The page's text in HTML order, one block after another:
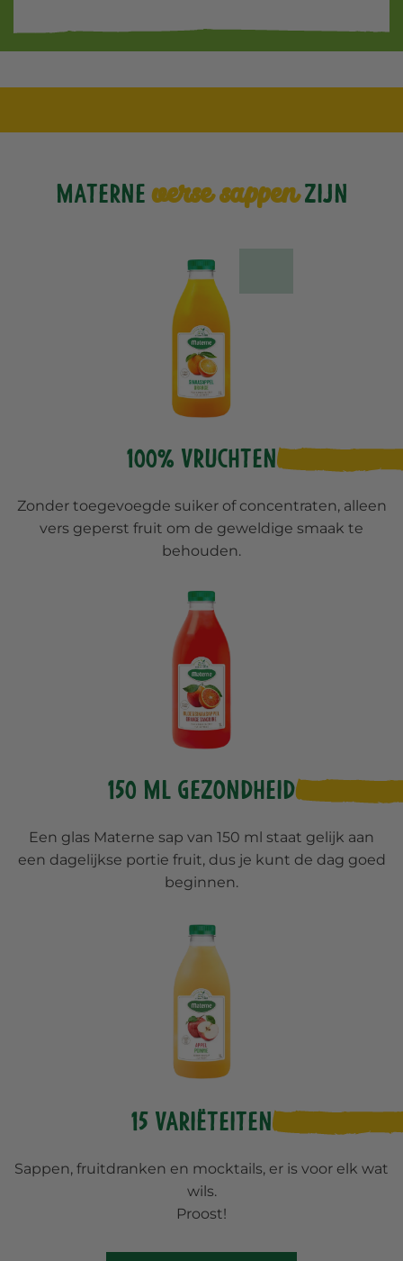
Materneverse sappenzijn
100% vruchten
Zonder toegevoegde suiker of concentraten, alleen
vers geperst fruit om de geweldige smaak te
behouden.
150 ml gezondheid
Een glas Materne sap van 150 ml staat gelijk aan
een dagelijkse portie fruit, dus je kunt de dag goed
beginnen.
15 variëteiten
Sappen, fruitdranken en mocktails, er is voor elk wat
wils.
Proost!